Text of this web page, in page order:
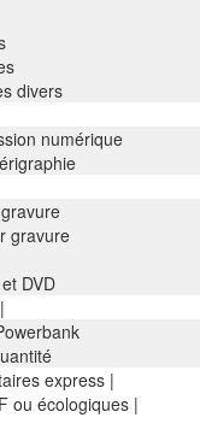
divers
numérique
gravure
DVD
express |
ou écologiques |